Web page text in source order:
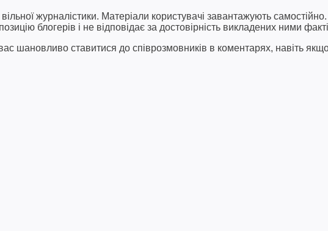
журналістики. Матеріали користувачі завантажують самостійно.
блогерів і не відповідає за достовірність викладених ними
шановливо ставитися до співрозмовників в коментарях, навіть